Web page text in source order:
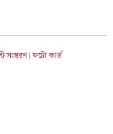
সংস্করণ ফটো কার্ড